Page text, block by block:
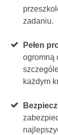
zadaniu.
Pełen
ogromną
każdym